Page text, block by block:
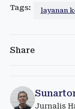
Tags: layanan
Share
Jurnalis